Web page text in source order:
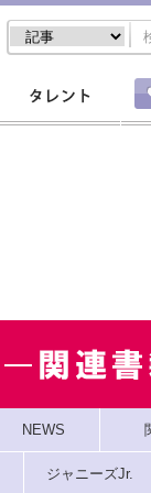
NEWS
ジャニーズJr.